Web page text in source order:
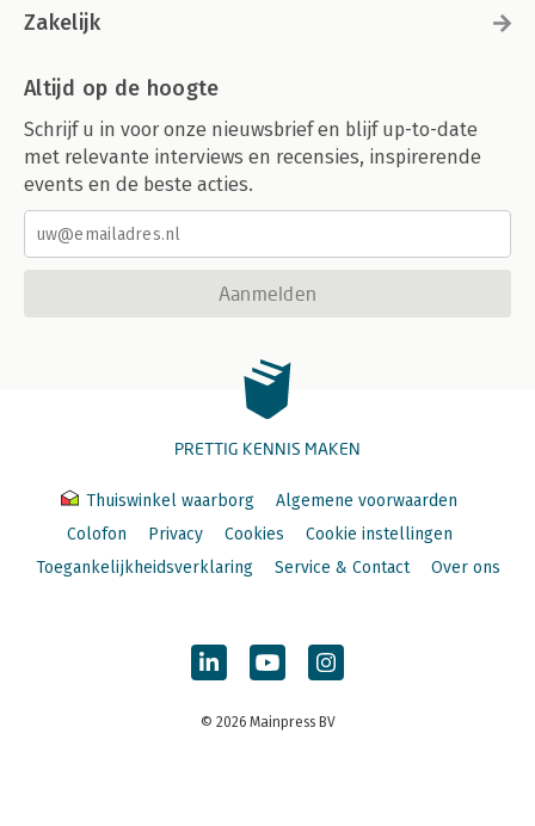
Zakelijk
Altijd op de hoogte
Schrijf u in voor onze nieuwsbrief en blijf up-to-date
met relevante interviews en recensies, inspirerende
events en de beste acties.
Aanmelden
PRETTIG KENNIS MAKEN
Thuiswinkel waarborg
Algemene voorwaarden
Colofon
Privacy Cookies
Cookie instellingen
Toegankelijkheidsverklaring
Service & Contact Over ons
© 2026 Mainpress BV